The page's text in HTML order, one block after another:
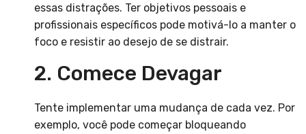
essas distrações. Ter objetivos pessoais e
profissionais específicos pode motivá-lo a manter o
foco e resistir ao desejo de se distrair.
2. Comece Devagar
Tente implementar uma mudança de cada vez. Por
exemplo, você pode começar bloqueando